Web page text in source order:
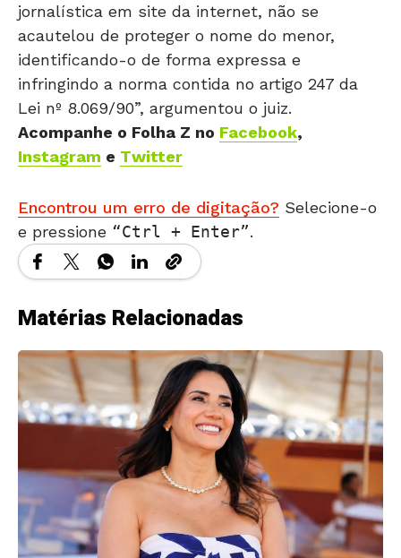
jornalística em site da internet, não se
acautelou de proteger o nome do menor,
identificando-o de forma expressa e
infringindo a norma contida no artigo 247 da
Lei nº 8.069/90”, argumentou o juiz.
Acompanhe o Folha Z no Facebook,
Instagram e Twitter
Encontrou um erro de digitação? Selecione-o
e pressione
Ctrl + Enter .
Matérias Relacionadas